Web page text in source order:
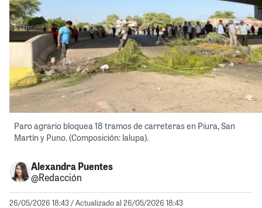
Paro agrario bloquea 18 tramos de carreteras en Piura, San
Martín y Puno. (Composición: lalupa).
Alexandra Puentes
@Redacción
26/05/2026 18:43/ Actualizado al 26/05/2026 18:43